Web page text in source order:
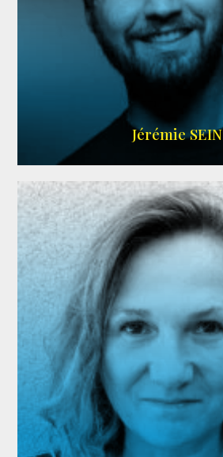
MEMBRE ARDA
Jérémie SEIN